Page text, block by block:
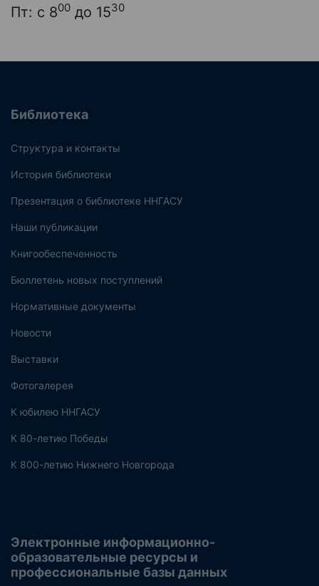
Пт: с 800 до 1530
Библиотека
Структура и контакты
История библиотеки
Презентация о библиотеке ННГАСУ
Наши публикации
Книгообеспеченность
Бюллетень новых поступлений
Нормативные документы
Новости
Выставки
Фотогалерея
К юбилею ННГАСУ
К 80-летию Победы
К 800-летию Нижнего Новгорода
Электронные информационно-
образовательные ресурсы и
профессиональные базы данных